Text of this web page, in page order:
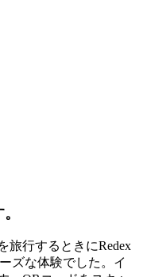
旅行するときにRedex
ズな体験でした。イ